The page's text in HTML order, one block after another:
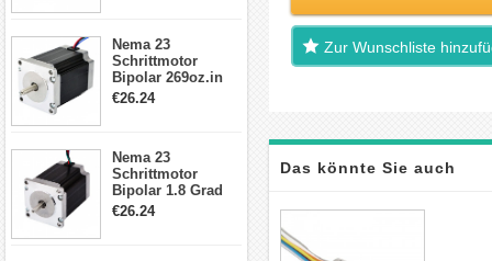
Nema 23
Schrittmotor
Bipolar 269oz.in
2,8A 57x57x76mm
€26.24
Nema 23
Schrittmotor
Bipolar 1.8 Grad
1.9Nm 3A 3.36V 4
€26.24
Zur Wunschliste
Das könnte Sie auch
interessieren